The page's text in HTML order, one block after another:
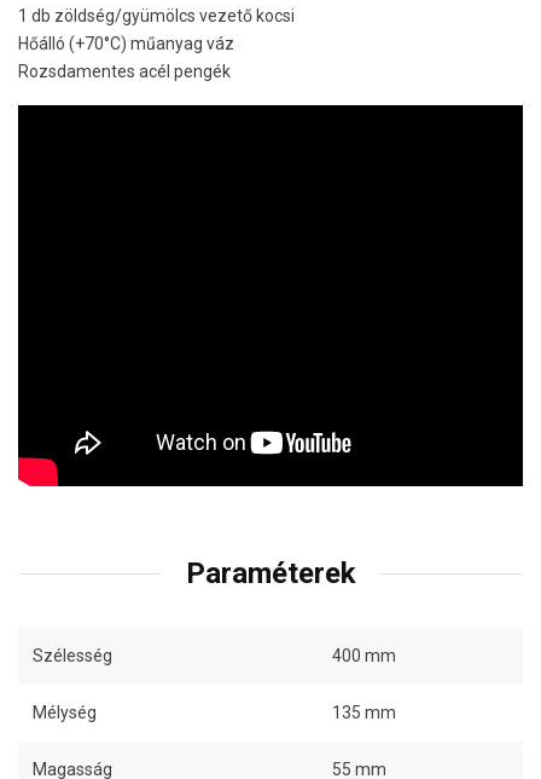
1 db zöldség/gyümölcs vezető kocsi
Hőálló (+70°C) műanyag váz
Rozsdamentes acél pengék
Paraméterek
Szélesség 400 mm
Mélység 135 mm
Magasság 55 mm